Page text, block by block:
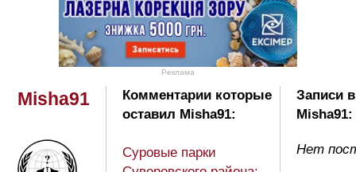
Реклама
Misha91
Комментарии которые
оставил Misha91:
Суровые парки
Записи
Misha91:
Нет